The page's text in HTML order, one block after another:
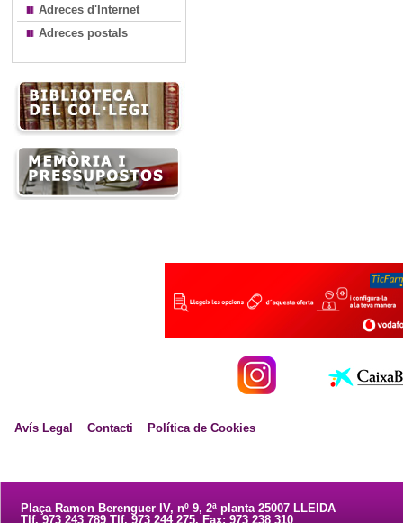
Adreces d'Internet
Adreces postals
Avís Legal Contacti Política de Cookies
Plaça Ramon Berenguer IV, nº 9, 2ª planta 25007 LLEIDA
Tlf. 973 243 789 Tlf. 973 244 275. Fax: 973 238 310